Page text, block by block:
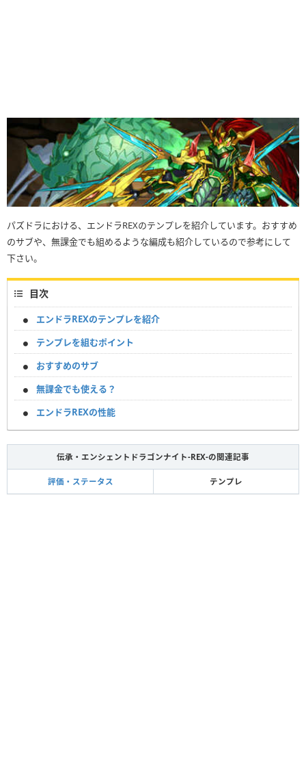
パズドラにおける、エンドラREXのテンプレを紹介しています。おすすめ
のサブや、無課金でも組めるような編成も紹介しているので参考にして
下さい。
目次
エンドラREXのテンプレを紹介
テンプレを組むポイント
おすすめのサブ
無課金でも使える？
エンドラREXの性能
伝承・エンシェントドラゴンナイト-REX-の関連記事
評価・ステータス テンプレ